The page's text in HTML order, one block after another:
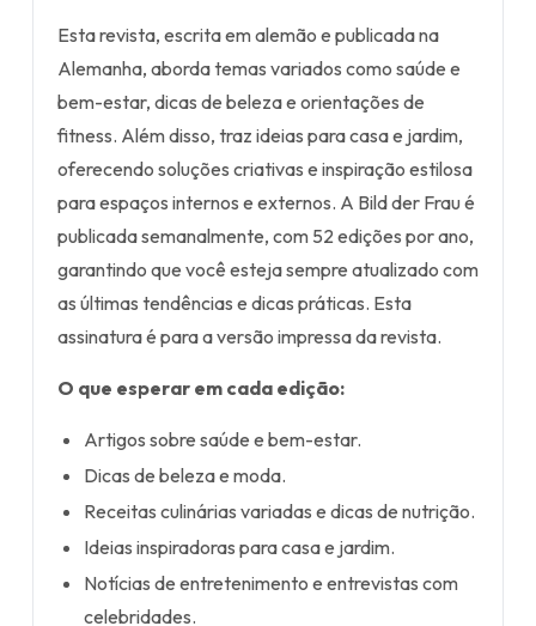
Esta revista, escrita em alemão e publicada na
Alemanha, aborda temas variados como saúde e
bem-estar, dicas de beleza e orientações de
fitness. Além disso, traz ideias para casa e jardim,
oferecendo soluções criativas e inspiração estilosa
para espaços internos e externos. A Bild der Frau é
publicada semanalmente, com 52 edições por ano,
garantindo que você esteja sempre atualizado com
as últimas tendências e dicas práticas. Esta
assinatura é para a versão impressa da revista.
O que esperar em cada edição:
Artigos sobre saúde e bem-estar.
Dicas de beleza e moda.
Receitas culinárias variadas e dicas de nutrição.
Ideias inspiradoras para casa e jardim.
Notícias de entretenimento e entrevistas com
celebridades.